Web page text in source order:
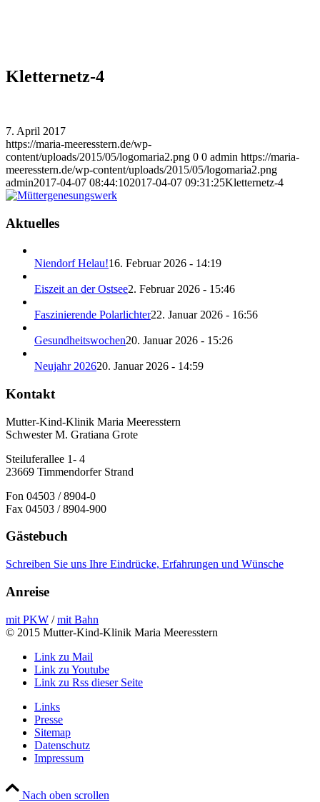
Kletternetz-4
7. April 2017
https://maria-meeresstern.de/wp-
content/uploads/2015/05/logomaria2.png 0 0 admin https://maria-
meeresstern.de/wp-content/uploads/2015/05/logomaria2.png
admin2017-04-07 08:44:102017-04-07 09:31:25Kletternetz-4
Aktuelles
Niendorf Helau!16. Februar 2026 - 14:19
Eiszeit an der Ostsee2. Februar 2026 - 15:46
Faszinierende Polarlichter22. Januar 2026 - 16:56
Gesundheitswochen20. Januar 2026 - 15:26
Neujahr 202620. Januar 2026 - 14:59
Kontakt
Mutter-Kind-Klinik Maria Meeresstern
Schwester M. Gratiana Grote
Steiluferallee 1- 4
23669 Timmendorfer Strand
Fon 04503 / 8904-0
Fax 04503 / 8904-900
Gästebuch
Schreiben Sie uns Ihre Eindrücke, Erfahrungen und Wünsche
Anreise
mit PKW /mit Bahn
© 2015 Mutter-Kind-Klinik Maria Meeresstern
Link zu Mail
Link zu Youtube
Link zu Rss dieser Seite
Links
Presse
Sitemap
Datenschutz
Impressum
Nach oben scrollen